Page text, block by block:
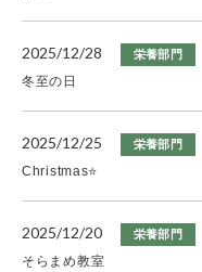
2025/12/28 栄養部門
冬至の日
2025/12/25 栄養部門
Christmas⭐
2025/12/20 栄養部門
そらまめ教室